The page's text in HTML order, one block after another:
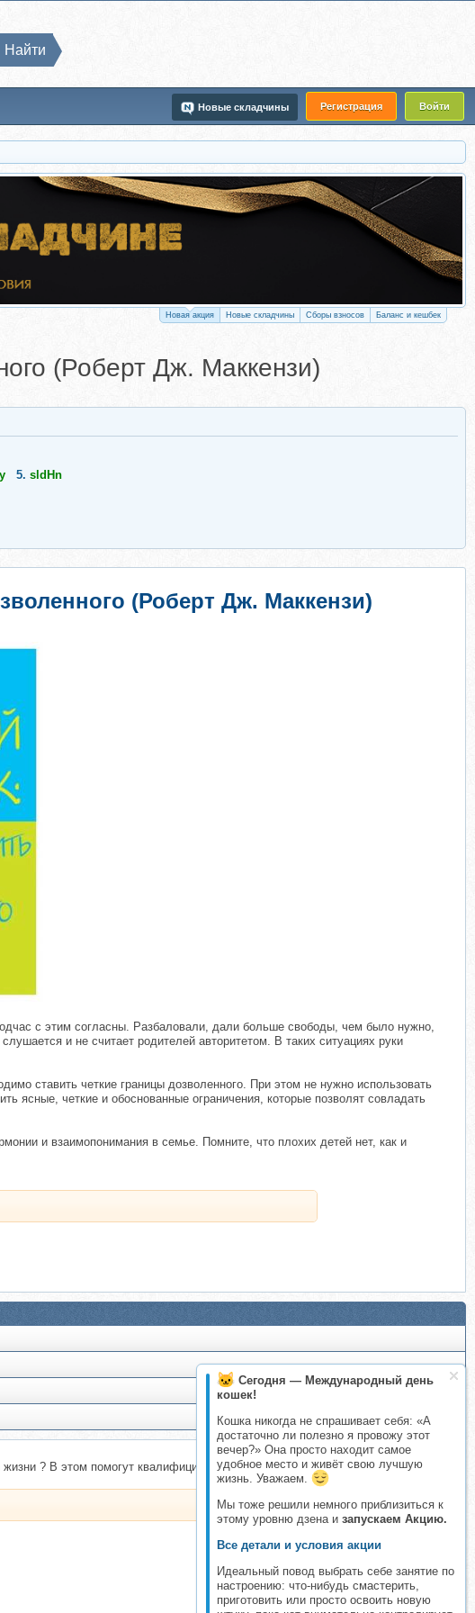
Регистрация Войти
Новые складчины
Найти
Новая акция Новые складчины Сборы взносов Баланс и кешбек
Сегодня — Международный день
кошек!
Кошка никогда не спрашивает себя: «А
достаточно ли полезно я провожу этот
вечер?» Она просто находит самое
удобное место и живёт свою лучшую
жизнь. Уважаем.
Мы тоже решили немного приблизиться к
этому уровню дзена и запускаем Акцию.
Все детали и условия акции
Идеальный повод выбрать себе занятие по
настроению: что-нибудь смастерить,
приготовить или просто освоить новую
(Роберт Дж. Маккензи)
5. sldHn
(Роберт Дж. Маккензи)
с этим согласны. Разбаловали, дали больше свободы, чем было нужно,
и не считает родителей авторитетом. В таких ситуациях руки
ставить четкие границы дозволенного. При этом не нужно использовать
ясные, четкие и обоснованные ограничения, которые позволят совладать
и взаимопонимания в семье. Помните, что плохих детей нет, как и
? В этом помогут квалифицированные психологи из клуба КРОСС с